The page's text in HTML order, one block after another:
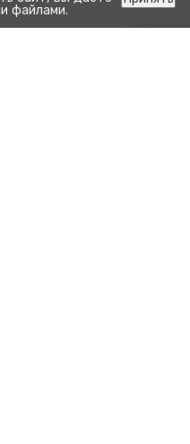
файлами.